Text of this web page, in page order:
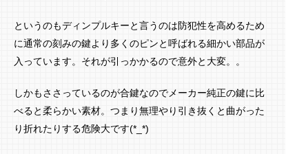
というのもディンプルキーと言うのは防犯性を高めるため
に通常の刻みの鍵より多くのピンと呼ばれる細かい部品が
入っています。それが引っかかるので意外と大変。。
しかもささっているのが合鍵なのでメーカー純正の鍵に比
べると柔らかい素材。つまり無理やり引き抜くと曲がった
り折れたりする危険大です(*_*)